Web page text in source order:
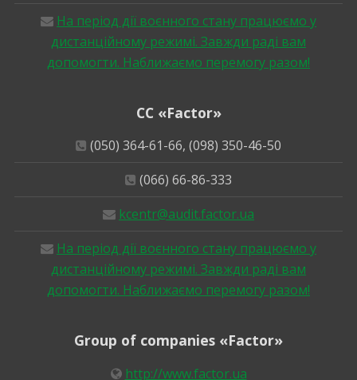
На період дії воєнного стану працюємо у
дистанційному режимі. Завжди раді вам
допомогти. Наближаємо перемогу разом!
CC «Factor»
(050) 364-61-66, (098) 350-46-50
(066) 66-86-333
kcentr@audit.factor.ua
На період дії воєнного стану працюємо у
дистанційному режимі. Завжди раді вам
допомогти. Наближаємо перемогу разом!
Group of companies «Factor»
http://www.factor.ua